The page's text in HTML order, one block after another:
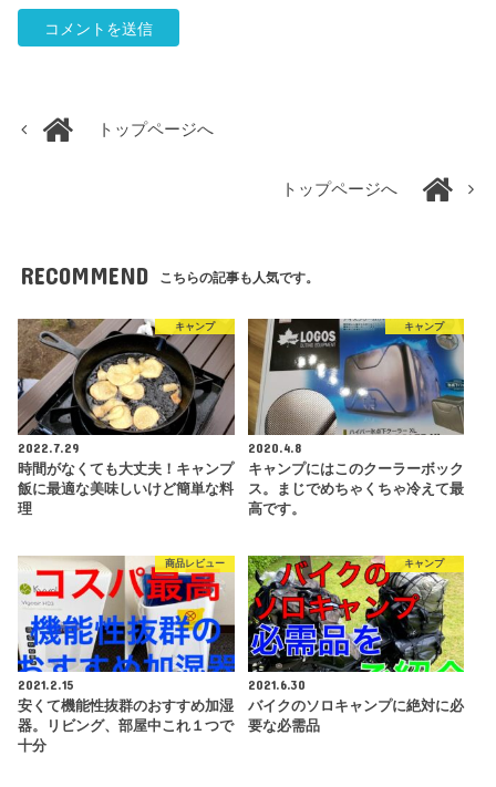
トップページへ
トップページへ
RECOMMEND こちらの記事も人気です。
キャンプ
2022.7.29
時間がなくても大丈夫！キャンプ
飯に最適な美味しいけど簡単な料
理
キャンプ
2020.4.8
キャンプにはこのクーラーボック
ス。まじでめちゃくちゃ冷えて最
高です。
商品レビュー
2021.2.15
安くて機能性抜群のおすすめ加湿
器。リビング、部屋中これ１つで
十分
キャンプ
2021.6.30
バイクのソロキャンプに絶対に必
要な必需品